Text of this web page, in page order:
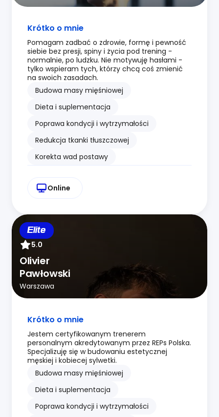
Krótko o mnie
Pomagam zadbać o zdrowie, formę i pewność
siebie bez presji, spiny i życia pod trening -
normalnie, po ludzku. Nie motywuję hasłami -
tylko wspieram tych, którzy chcą coś zmienić
na swoich zasadach.
Budowa masy mięśniowej
Dieta i suplementacja
Poprawa kondycji i wytrzymałości
Redukcja tkanki tłuszczowej
Korekta wad postawy
Online
Elite
5.0
Olivier
Pawłowski
Warszawa
Krótko o mnie
Jestem certyfikowanym trenerem
personalnym akredytowanym przez REPs Polska.
Specjalizuję się w budowaniu estetycznej
męskiej i kobiecej sylwetki.
Budowa masy mięśniowej
Dieta i suplementacja
Poprawa kondycji i wytrzymałości